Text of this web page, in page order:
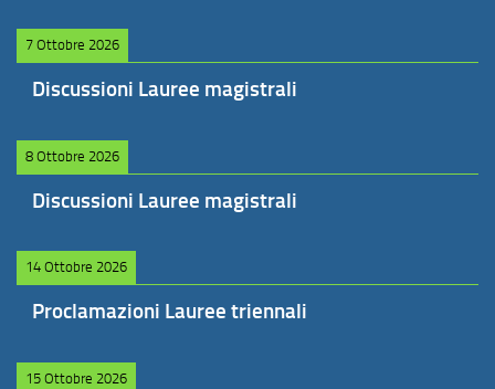
7 Ottobre 2026
Discussioni Lauree magistrali
8 Ottobre 2026
Discussioni Lauree magistrali
14 Ottobre 2026
Proclamazioni Lauree triennali
15 Ottobre 2026